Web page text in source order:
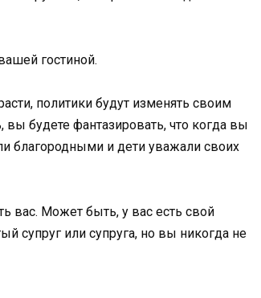
гостиной.
политики будут изменять своим
вы будете фантазировать, что когда вы
и дети уважали своих
вас. Может быть, у вас есть свой
супруг или супруга, но вы никогда не